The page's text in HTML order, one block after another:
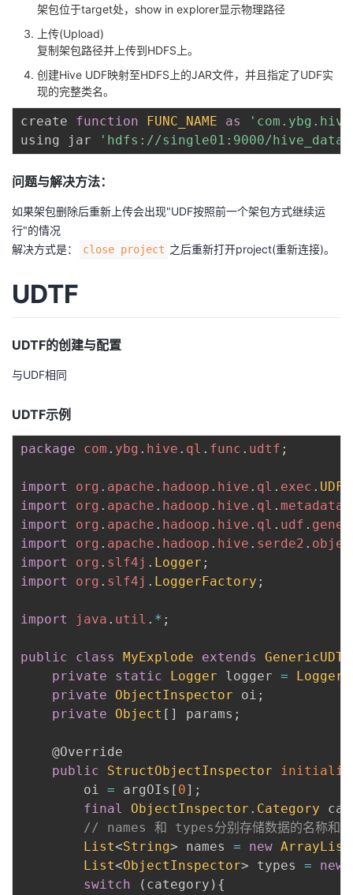
架包位于target处，show in explorer显示物理路径
上传(Upload)
复制架包路径并上传到HDFS上。
创建Hive UDF映射至HDFS上的JAR文件，并且指定了UDF实
现的完整类名。
create function FUNC_NAME as
using jar
'hdfs://single01:9000/hive_data/
问题与解决方法：
如果架包删除后重新上传会出现"UDF按照前一个架包方式继续运
行"的情况
解决方式是：
close project 之后重新打开project(重新连接)。
UDTF
UDTF的创建与配置
与UDF相同
UDTF示例
package com . ybg . hive . ql . func . udtf ;
import org . apache . hadoop . hive . ql . exec .
import
org . apache . hadoop . hive . ql . metadata
import
org . apache . hadoop . hive . ql . udf .
import
org . apache . hadoop . hive . serde2 .
import
org . slf4j . Logger ;
import
org . slf4j . LoggerFactory ;
import java . util . * ;
public class MyExplode extends
GenericUDTF
private
static Logger logger =
private
ObjectInspector oi ;
private
Object [ ] params ;
@Override
public
StructObjectInspector
        oi
= argOIs [ 0] ;
final
ObjectInspector . Category
// names 和 types分别存储数据的名称和
List<String> names = new ArrayList
List<ObjectInspector> types = new
switch
( category ) {